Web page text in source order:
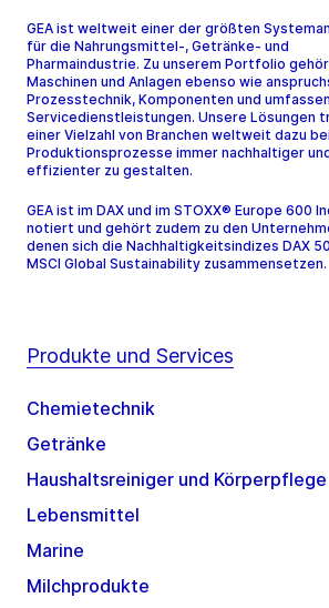
GEA ist weltweit einer der größten
für die Nahrungsmittel-, Getränke- und
Pharmaindustrie. Zu unserem Portfolio
Maschinen und Anlagen ebenso wie
Prozesstechnik, Komponenten und
Servicedienstleistungen. Unsere Lösungen
einer Vielzahl von Branchen weltweit dazu
Produktionsprozesse immer nachhaltiger
effizienter zu gestalten.
GEA ist im DAX und im STOXX® Europe 600
notiert und gehört zudem zu den
denen sich die Nachhaltigkeitsindizes DAX 50
MSCI Global Sustainability zusammensetzen.
Produkte und Services
Chemietechnik
Getränke
Haushaltsreiniger und Körperpflege
Lebensmittel
Marine
Milchprodukte